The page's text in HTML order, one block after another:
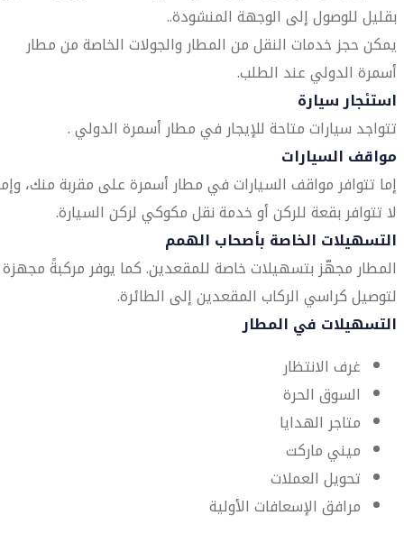
بقليل للوصول إلى الوجهة المنشودة..
يمكن حجز خدمات النقل من المطار والجولات الخاصة من مطار
أسمرة الدولي عند الطلب.
استئجار سيارة
تتواجد سيارات متاحة للإيجار في مطار أسمرة الدولي .
مواقف السيارات
إما تتوافر مواقف السيارات في مطار أسمرة على مقربة منك،
لا تتوافر بقعة للركن أو خدمة نقل مكوكي لركن السيارة.
التسهيلات الخاصة بأصحاب الهمم
المطار مجهّز بتسهيلات خاصة للمقعدين. كما يوفر مركبةً مجهزة
لتوصيل كراسي الركاب المقعدين إلى الطائرة.
التسهيلات في المطار
غرف الانتظار
السوق الحرة
متاجر الهدايا
ميني ماركت
تحويل العملات
مرافق الإسعافات الأولية